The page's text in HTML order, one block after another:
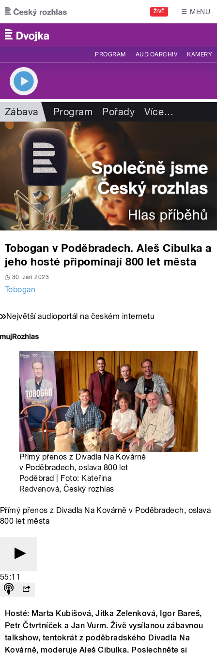
Přejít k hlavnímu obsahu
ŽIVĚ MENU
PROGRAM AUDIOARCHIV KAMERY
Zábava Program Pořady Více…
Tobogan v Poděbradech. Aleš Cibulka a
jeho hosté připomínají 800 let města
30. září 2023
Tobogan
Největší audioportál na českém internetu
Přímý přenos z Divadla Na Kovárně
v Poděbradech, oslava 800 let
Poděbrad | Foto: Kateřina
Radvanová, Český rozhlas
Přímý přenos z Divadla Na Kovárně v Poděbradech, oslava
800 let města
55:11
Hosté: Marta Kubišová, Jitka Zelenková, Igor Bareš,
Petr Čtvrtníček a Jan Vurm. Živě vysílanou zábavnou
talkshow, tentokrát z poděbradského Divadla Na
Kovárně, moderuje Aleš Cibulka. Poslechněte si